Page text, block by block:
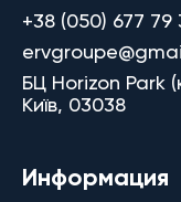
+38 (050) 677 79
БЦ Horizon Park
Київ, 03038
Информация